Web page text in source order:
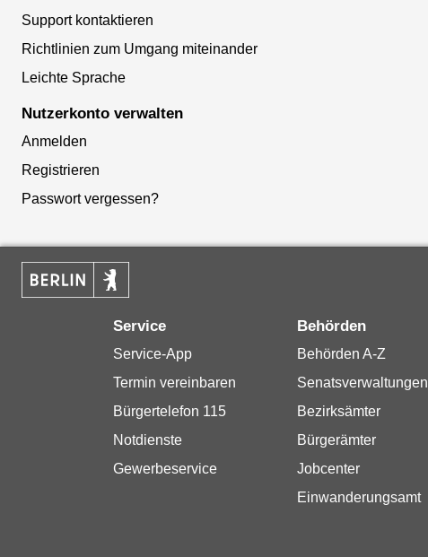
Support kontaktieren
Richtlinien zum Umgang miteinander
Leichte Sprache
Nutzerkonto verwalten
Anmelden
Registrieren
Passwort vergessen?
Service
Service-App
Termin vereinbaren
Bürgertelefon 115
Notdienste
Gewerbeservice
Behörden
Behörden A-Z
Senatsverwaltungen
Bezirksämter
Bürgerämter
Jobcenter
Einwanderungsamt